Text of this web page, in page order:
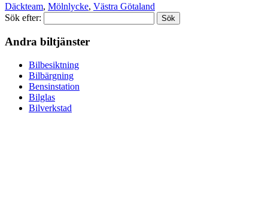
Däckteam, Mölnlycke, Västra Götaland
Sök efter:
Andra biltjänster
Bilbesiktning
Bilbärgning
Bensinstation
Bilglas
Bilverkstad